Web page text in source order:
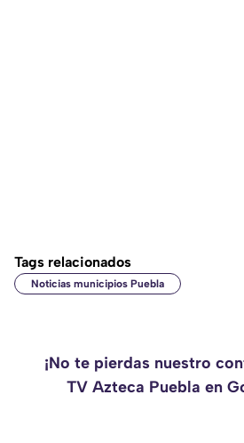
Tags relacionados
Noticias municipios Puebla
¡No te pierdas nuestro
TV Azteca Puebla en